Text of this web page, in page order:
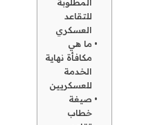
تقاعد
عسكري
معروض
طلب نقل
عسكري
أهم الأسئلة
الشائعة